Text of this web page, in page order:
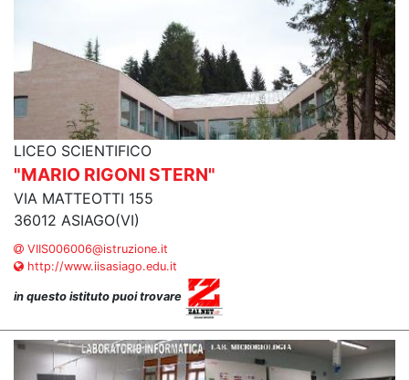
LICEO SCIENTIFICO
"MARIO RIGONI STERN"
VIA MATTEOTTI 155
36012 ASIAGO(VI)
VIIS006006@istruzione.it
http://www.iisasiago.edu.it
in questo istituto puoi trovare